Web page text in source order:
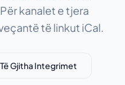
kanalet e tjera
të linkut iCal.
Gjitha Integrimet